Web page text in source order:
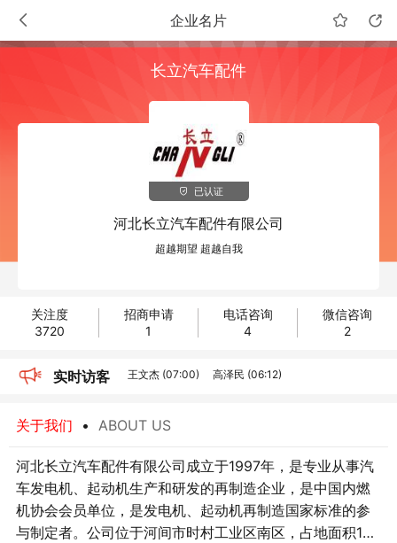
企业名片
长立汽车配件
已认证
河北长立汽车配件有限公司
超越期望 超越自我
关注度
3720
招商申请
1
电话咨询
4
微信咨询
2
实时访客
王冉 (05:56)
姬雨寒 (06:13) 王微 (07:07)
王勇 (06:19) 慕青 (05:55)
潘石屹 (07:28) 向文波 (06:17)
关于我们 • ABOUT US
河北长立汽车配件有限公司成立于1997年，是专业从事汽
车发电机、起动机生产和研发的再制造企业，是中国内燃
机协会会员单位，是发电机、起动机再制造国家标准的参
与制定者。公司位于河间市时村工业区南区，占地面积1万